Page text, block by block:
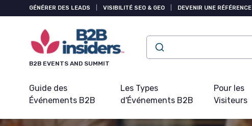
GÉNÉRER DES LEADS VISIBILITÉ SEO & GEO DEVENIR UNE RÉFÉRENCE
B2B EVENTS AND SUMMIT
Guide des
Événements B2B
Les Types
d'Événements B2B
Pour les
Visiteurs
Panneau de gestion des cookies